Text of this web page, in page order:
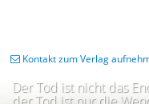
Der Tod ist nicht das
Kontakt zum Verlag